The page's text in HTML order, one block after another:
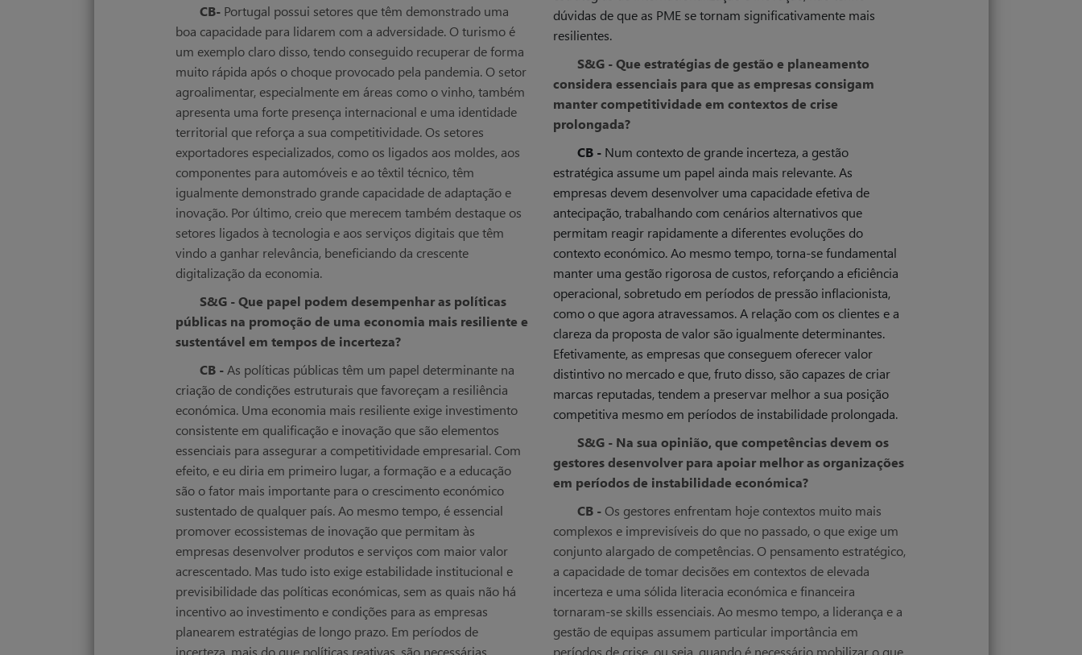
CB- Portugal possui setores que têm demonstrado uma
boa capacidade para lidarem com a adversidade. O turismo é
um exemplo claro disso, tendo conseguido recuperar de forma
muito rápida após o choque provocado pela pandemia. O setor
agroalimentar, especialmente em áreas como o vinho, também
apresenta uma forte presença internacional e uma identidade
territorial que reforça a sua competitividade. Os setores
exportadores especializados, como os ligados aos moldes, aos
componentes para automóveis e ao têxtil técnico, têm
igualmente demonstrado grande capacidade de adaptação e
inovação. Por último, creio que merecem também destaque os
setores ligados à tecnologia e aos serviços digitais que têm
vindo a ganhar relevância, beneficiando da crescente
digitalização da economia.
S&G - Que papel podem desempenhar as políticas
públicas na promoção de uma economia mais resiliente e
sustentável em tempos de incerteza?
CB - As políticas públicas têm um papel determinante na
criação de condições estruturais que favoreçam a resiliência
económica. Uma economia mais resiliente exige investimento
consistente em qualificação e inovação que são elementos
essenciais para assegurar a competitividade empresarial. Com
efeito, e eu diria em primeiro lugar, a formação e a educação
são o fator mais importante para o crescimento económico
sustentado de qualquer país. Ao mesmo tempo, é essencial
promover ecossistemas de inovação que permitam às
empresas desenvolver produtos e serviços com maior valor
acrescentado. Mas tudo isto exige estabilidade institucional e
previsibilidade das políticas económicas, sem as quais não há
incentivo ao investimento e condições para as empresas
planearem estratégias de longo prazo. Em períodos de
incerteza, mais do que políticas reativas, são necessárias
dúvidas de que as PME se tornam significativamente mais
resilientes.
S&G - Que estratégias de gestão e planeamento
considera essenciais para que as empresas consigam
manter competitividade em contextos de crise
prolongada?
CB - Num contexto de grande incerteza, a gestão
estratégica assume um papel ainda mais relevante. As
empresas devem desenvolver uma capacidade efetiva de
antecipação, trabalhando com cenários alternativos que
permitam reagir rapidamente a diferentes evoluções do
contexto económico. Ao mesmo tempo, torna-se fundamental
manter uma gestão rigorosa de custos, reforçando a eficiência
operacional, sobretudo em períodos de pressão inflacionista,
como o que agora atravessamos. A relação com os clientes e a
clareza da proposta de valor são igualmente determinantes.
Efetivamente, as empresas que conseguem oferecer valor
distintivo no mercado e que, fruto disso, são capazes de criar
marcas reputadas, tendem a preservar melhor a sua posição
competitiva mesmo em períodos de instabilidade prolongada.
S&G - Na sua opinião, que competências devem os
gestores desenvolver para apoiar melhor as organizações
em períodos de instabilidade económica?
CB - Os gestores enfrentam hoje contextos muito mais
complexos e imprevisíveis do que no passado, o que exige um
conjunto alargado de competências. O pensamento estratégico,
a capacidade de tomar decisões em contextos de elevada
incerteza e uma sólida literacia económica e financeira
tornaram-se skills essenciais. Ao mesmo tempo, a liderança e a
gestão de equipas assumem particular importância em
períodos de crise, ou seja, quando é necessário mobilizar o que